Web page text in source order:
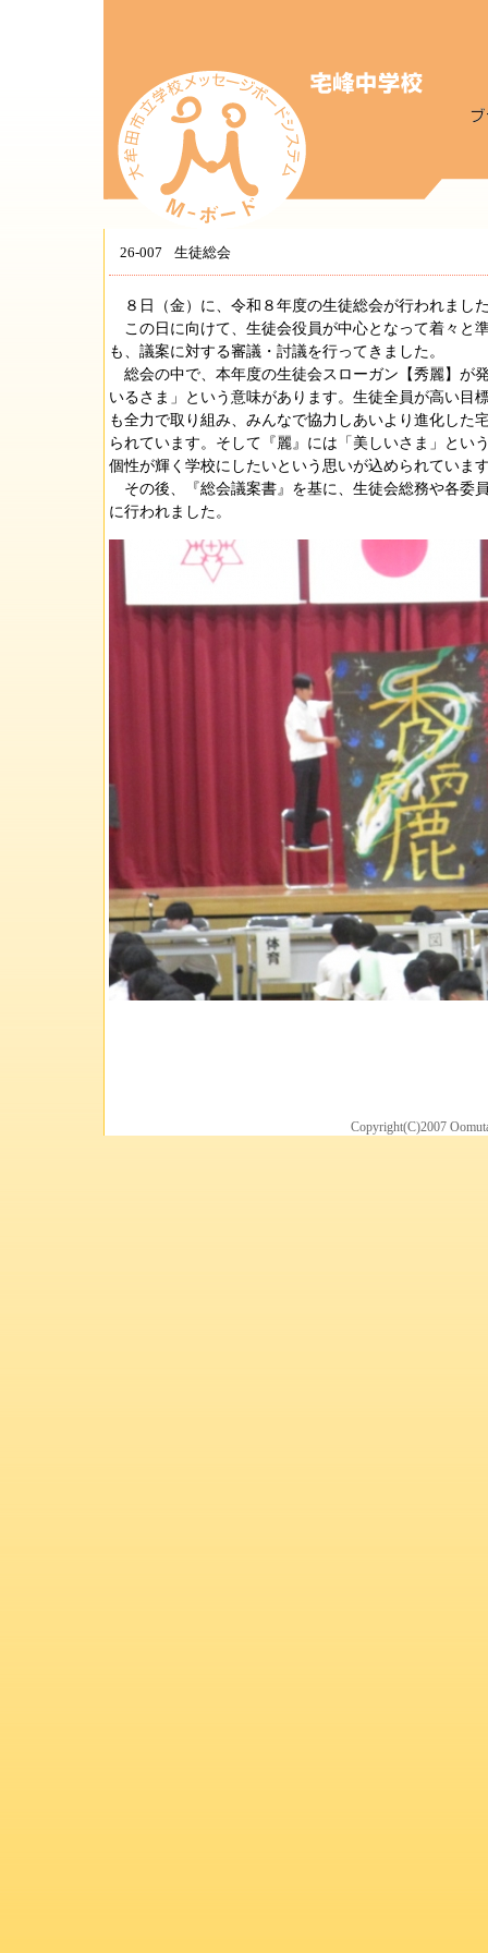
26-007 生徒総会
８日（金）に、令和８年度の生徒総会が行われまし
この日に向けて、生徒会役員が中心となって着々と
も、議案に対する審議・討議を行ってきました。
総会の中で、本年度の生徒会スローガン【秀麗】が
いるさま」という意味があります。生徒全員が高い目
も全力で取り組み、みんなで協力しあいより進化した
られています。そして『麗』には「美しいさま」とい
個性が輝く学校にしたいという思いが込められていま
その後、『総会議案書』を基に、生徒会総務や各委
に行われました。
Copyright(C)2007